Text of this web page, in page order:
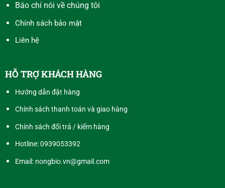
Báo chí nói về chúng tôi
Chính sách bảo mật
Liên hệ
HỖ TRỢ KHÁCH HÀNG
Hướng dẫn đặt hàng
Chính sách thanh toán và giao hàng
Chính sách đổi trả / kiểm hàng
Hotline:0939053392
Email: nongbio.vn@gmail.com